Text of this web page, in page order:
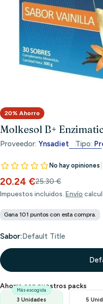
20% Ahorro
Molkesol B+
Proveedor: Ynsadiet Tipo:
Precio
de
venta
20.24 €
Precio
habitual
25.30 €
Impuestos incluidos. Envío
Sabor:Default Title
Ahorra con nuestros packs
Más escogida
3 Unidades 5